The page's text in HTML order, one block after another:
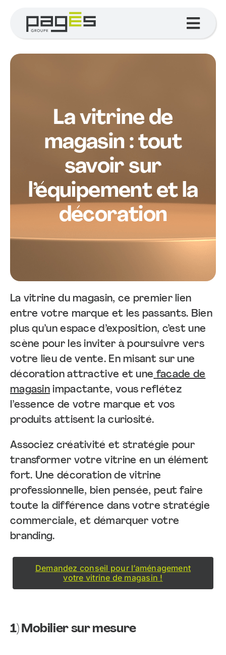
Votre projet
Nos réalisations
Le Groupe
Contact
La vitrine de
magasin : tout
savoir sur
l’équipement et la
décoration
La vitrine du magasin, ce premier lien
entre votre marque et les passants. Bien
plus qu’un espace d’exposition, c’est une
scène pour les inviter à poursuivre vers
votre lieu de vente. En misant sur une
décoration attractive et une facade de
magasin impactante, vous reflétez
l’essence de votre marque et vos
produits attisent la curiosité.
Associez créativité et stratégie pour
transformer votre vitrine en un élément
fort. Une décoration de vitrine
professionnelle, bien pensée, peut faire
toute la différence dans votre stratégie
commerciale, et démarquer votre
branding.
Demandez conseil pour l’aménagement
votre vitrine de magasin !
1) Mobilier sur mesure